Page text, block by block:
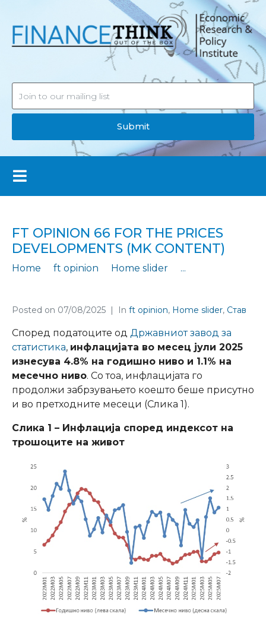
Submit
FT OPINION 66 FOR THE PRICES
DEVELOPMENTS (MK CONTENT)
Home ft opinion Home slider
...
Posted on 07/08/2025 In ft opinion, Home slider, Став
Според податоците од Државниот завод за
статистика, инфлацијата во месец јули 2025
изнесува 4.8% на годишно ниво и 1.1% на
месечно ниво. Со тоа, инфлацијата го
продолжи забрзувањето коешто беше присутно
и во претходните месеци (Слика 1).
Слика 1 – Инфлација според индексот на
трошоците на живот